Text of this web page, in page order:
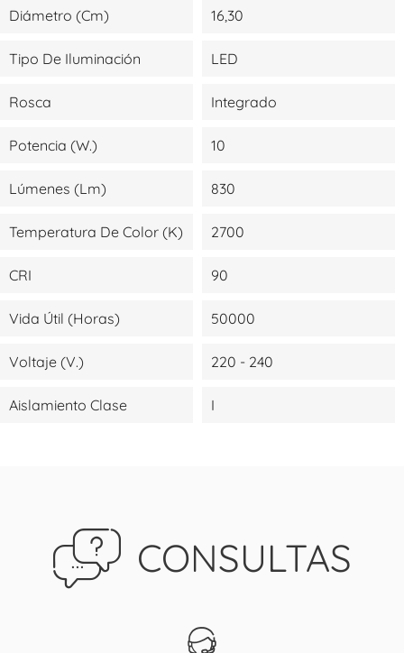
Diámetro (cm) 16,30
Tipo De Iluminación LED
Rosca Integrado
Potencia (W.) 10
Lúmenes (lm) 830
Temperatura De Color (K) 2700
CRI 90
Vida Útil (Horas) 50000
Voltaje (V.) 220 - 240
Aislamiento Clase I
CONSULTAS